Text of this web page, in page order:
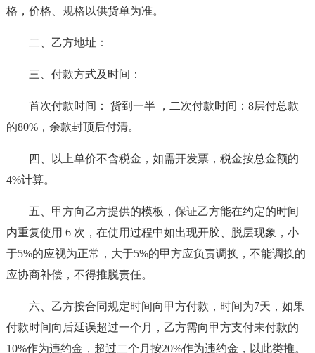
格，价格、规格以供货单为准。
二、乙方地址：
三、付款方式及时间：
首次付款时间： 货到一半 ，二次付款时间：8层付总款
的80%，余款封顶后付清。
四、以上单价不含税金，如需开发票，税金按总金额的
4%计算。
五、甲方向乙方提供的模板，保证乙方能在约定的时间
内重复使用 6 次，在使用过程中如出现开胶、脱层现象，小
于5%的应视为正常，大于5%的甲方应负责调换，不能调换的
应协商补偿，不得推脱责任。
六、乙方按合同规定时间向甲方付款，时间为7天，如果
付款时间向后延误超过一个月，乙方需向甲方支付未付款的
10%作为违约金，超过二个月按20%作为违约金，以此类推。